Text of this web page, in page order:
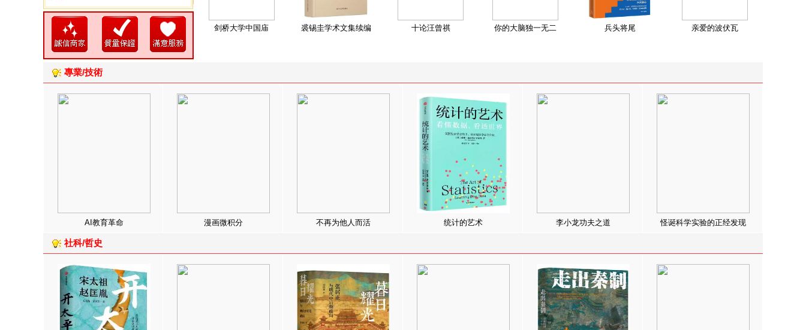
剑桥大学中国庙 裘锡圭学术文集续编 十论汪曾祺 你的大脑独一无二 兵头将尾 亲爱的波伏瓦
專業/技術
AI教育革命 漫画微积分 不再为他人而活 统计的艺术 李小龙功夫之道 怪诞科学实验的正经发现
社科/哲史